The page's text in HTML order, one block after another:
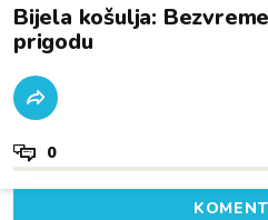
Bijela košulja:
prigodu
0